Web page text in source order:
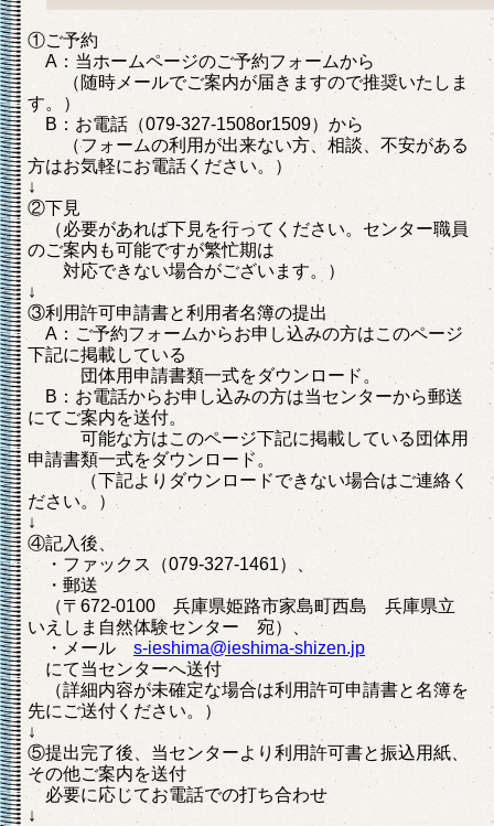
①ご予約
A：当ホームページのご予約フォームから
（随時メールでご案内が届きますので推奨いたしま
す。）
B：お電話（079-327-1508or1509）から
（フォームの利用が出来ない方、相談、不安がある
方はお気軽にお電話ください。）
↓
②下見
（必要があれば下見を行ってください。センター職員
のご案内も可能ですが繁忙期は
対応できない場合がございます。）
↓
③利用許可申請書と利用者名簿の提出
A：ご予約フォームからお申し込みの方はこのページ
下記に掲載している
団体用申請書類一式をダウンロード。
B：お電話からお申し込みの方は当センターから郵送
にてご案内を送付。
可能な方はこのページ下記に掲載している団体用
申請書類一式をダウンロード。
（下記よりダウンロードできない場合はご連絡く
ださい。）
↓
④記入後、
・ファックス（079-327-1461）、
・郵送
（〒672-0100 兵庫県姫路市家島町西島 兵庫県立
いえしま自然体験センター 宛）、
・メール s-ieshima@ieshima-shizen.jp
にて当センターへ送付
（詳細内容が未確定な場合は利用許可申請書と名簿を
先にご送付ください。）
↓
⑤提出完了後、当センターより利用許可書と振込用紙、
その他ご案内を送付
必要に応じてお電話での打ち合わせ
↓